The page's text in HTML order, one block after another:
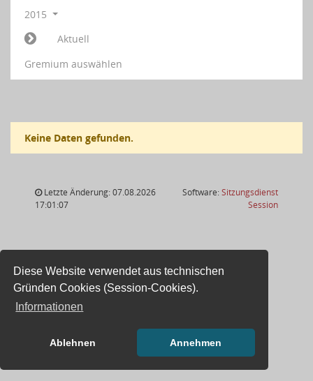
Diese Website verwendet aus technischen
Gründen Cookies (Session-Cookies).
Informationen
Ablehnen Annehmen
2015
Aktuell
Gremium auswählen
Keine Daten gefunden.
Letzte Änderung: 07.08.2026
17:01:07
Software:Sitzungsdienst
Session(Wird in